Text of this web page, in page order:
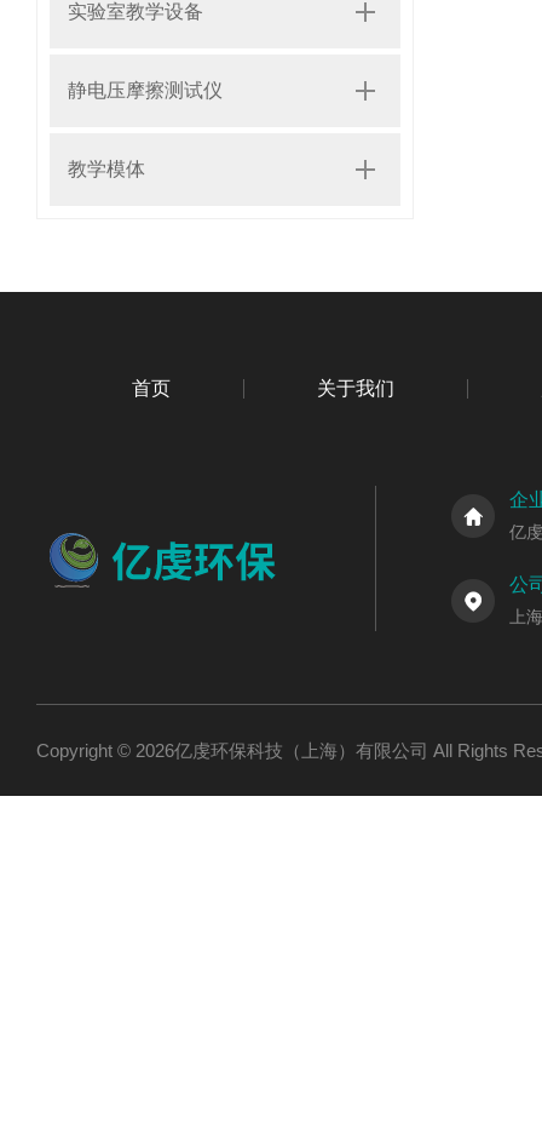
实验室教学设备
静电压摩擦测试仪
教学模体
首页 关于我们
企
亿
公
上
Copyright © 2026亿虔环保科技（上海）有限公司 All Rights